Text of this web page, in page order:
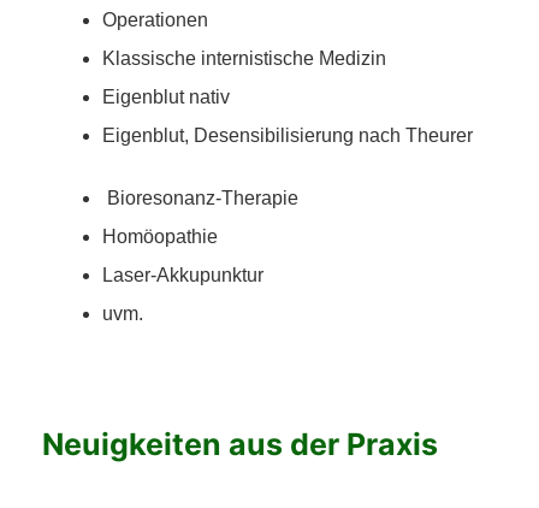
Operationen
Klassische internistische Medizin
Eigenblut nativ
Eigenblut, Desensibilisierung nach Theurer
Bioresonanz-Therapie
Homöopathie
Laser-Akkupunktur
uvm.
Neuigkeiten aus der Praxis